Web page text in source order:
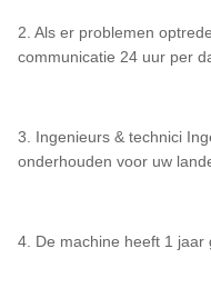
2. Als er problemen
communicatie 24 uur per
3. Ingenieurs & technici
onderhouden voor uw
4. De machine heeft 1 jaar